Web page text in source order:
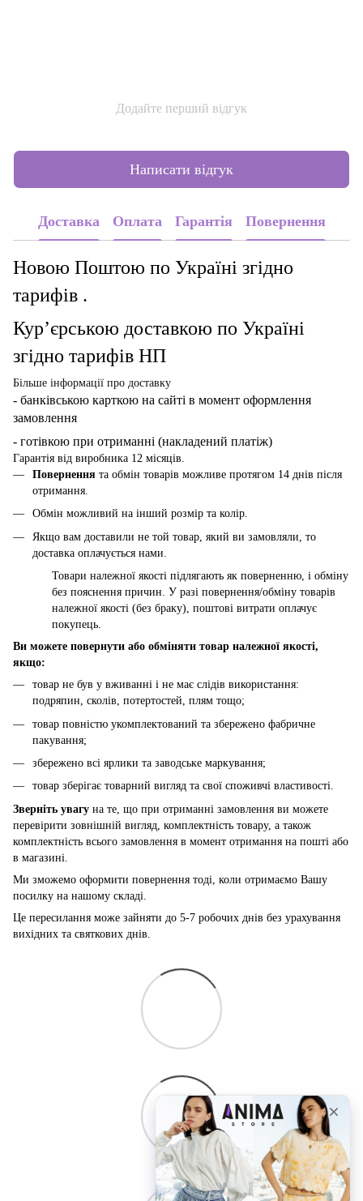
Додайте перший відгук
Написати відгук
Доставка Оплата Гарантія Повернення
Новою Поштою по Україні згідно
тарифів .
Кур’єрською доставкою по Україні
згідно тарифів НП
Більше інформації про доставку
- банківською карткою на сайті в момент оформлення
замовлення
- готівкою при отриманні (накладений платіж)
Гарантія від виробника 12 місяців.
Повернення та обмін товарів можливе протягом 14 днів після
отримання.
Обмін можливий на інший розмір та колір.
Якщо вам доставили не той товар, який ви замовляли, то
доставка оплачується нами.
Товари належної якості підлягають як поверненню, і обміну
без пояснення причин. У разі повернення/обміну товарів
належної якості (без браку), поштові витрати оплачує
покупець.
Ви можете повернути або обміняти товар належної якості,
якщо:
товар не був у вживанні і не має слідів використання:
подряпин, сколів, потертостей, плям тощо;
товар повністю укомплектований та збережено фабричне
пакування;
збережено всі ярлики та заводське маркування;
товар зберігає товарний вигляд та свої споживчі властивості.
Зверніть увагу на те, що при отриманні замовлення ви можете
перевірити зовнішній вигляд, комплектність товару, а також
комплектність всього замовлення в момент отримання на пошті або
в магазині.
Ми зможемо оформити повернення тоді, коли отримаємо Вашу
посилку на нашому складі.
Це пересилання може зайняти до 5-7 робочих днів без урахування
вихідних та святкових днів.